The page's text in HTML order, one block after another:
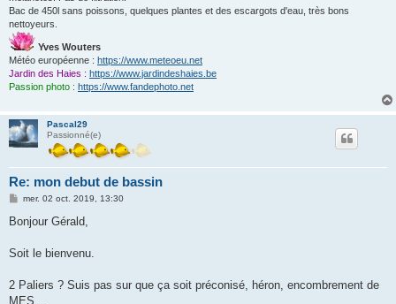
Bac de 450l sans poissons, quelques plantes et des escargots d'eau, très bons
nettoyeurs.
Yves Wouters
Météo européenne : https://www.meteoeu.net
Jardin des Haies : https://www.jardindeshaies.be
Passion photo : https://www.fandephoto.net
Pascal29
Passionné(e)
Re: mon debut de bassin
M
s
g
mer. 02 oct. 2019, 13:30
Bonjour Gérald,
Soit le bienvenu.
2 Paliers ? Suis pas sur que ça soit préconisé, héron, encombrement de
MES...